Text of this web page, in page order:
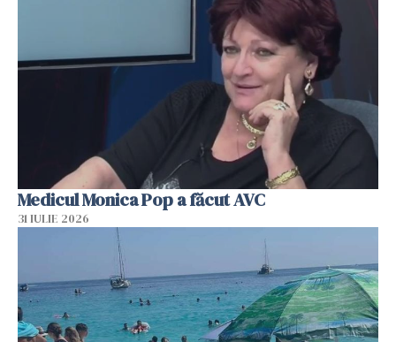
Medicul Monica Pop a făcut AVC
31 IULIE 2026